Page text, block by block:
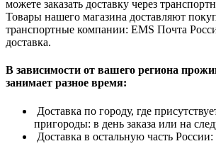
можете заказать доставку через
Товары нашего магазина доставляют
транспортные компании: EMS Почта
доставка.
В зависимости от вашего региона
занимает разное время:
Доставка по городу, где
пригороды: в день заказа или на
Доставка в остальную часть